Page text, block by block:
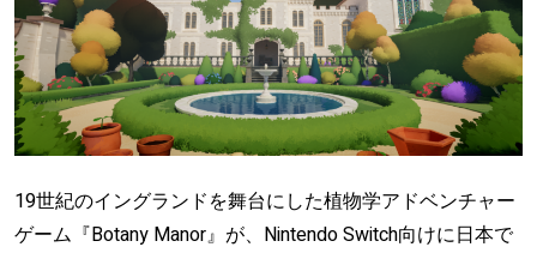
19世紀のイングランドを舞台にした植物学アドベンチャー
ゲーム『Botany Manor』が、Nintendo Switch向けに日本で